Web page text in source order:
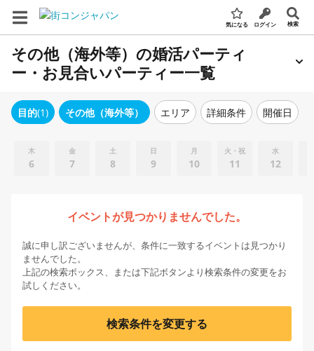
気になる ログイン 検索
その他（海外等）の婚活パーティ
ー・お見合いパーティー一覧
目的(1) その他（海外等） エリア 詳細条件 開催日
木
6
金
7
土
8
日
9
月
10
火・祝
11
水
12
イベントが見つかりませんでした。
誠に申し訳ございませんが、条件に一致するイベントは見つかり
ませんでした。
上記の検索ボックス、または下記ボタンより検索条件の変更をお
試しください。
検索条件を変更する